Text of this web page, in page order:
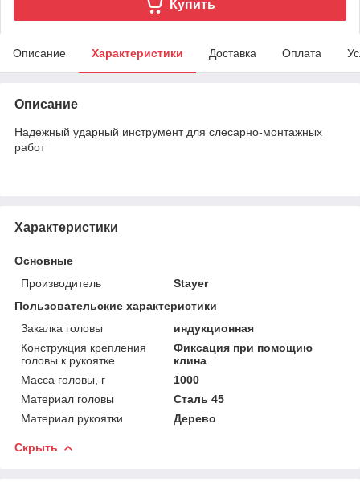
Купить
Описание Характеристики Доставка Оплата
Описание
Надежный ударный инструмент для слесарно-монтажных
работ
Характеристики
Основные
Производитель
Stayer
Пользовательские характеристики
Закалка головы
индукционная
Конструкция крепления
головы к рукоятке
Фиксация при помощию
клина
Масса головы, г
1000
Материал головы
Сталь 45
Материал рукоятки
Дерево
Скрыть